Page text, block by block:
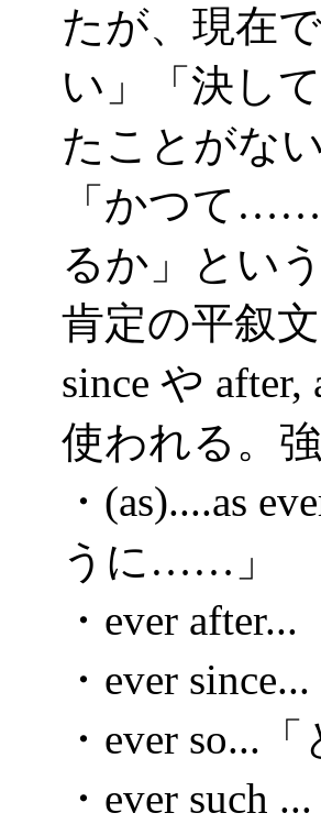
たが、現在
い」「決し
たことがな
「かつて
るか」とい
肯定の平叙
since や
使われる。
・(as)....as
うに……」
・ever
・ever
・ever so...
・ever